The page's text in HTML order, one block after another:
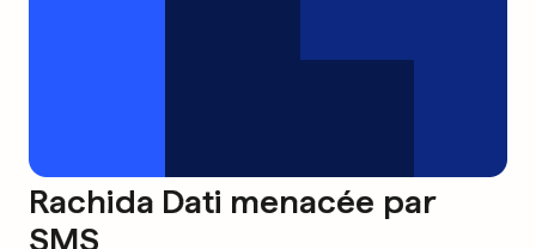
Rachida Dati menacée par
SMS